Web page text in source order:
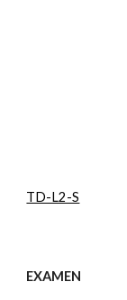
TD-L2-S
EXAMEN